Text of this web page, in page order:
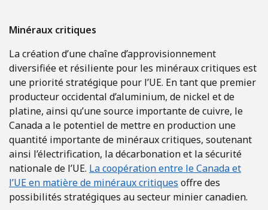
Minéraux critiques
La création d’une chaîne d’approvisionnement
diversifiée et résiliente pour les minéraux critiques est
une priorité stratégique pour l’UE. En tant que premier
producteur occidental d’aluminium, de nickel et de
platine, ainsi qu’une source importante de cuivre, le
Canada a le potentiel de mettre en production une
quantité importante de minéraux critiques, soutenant
ainsi l’électrification, la décarbonation et la sécurité
nationale de l’UE. La coopération entre le Canada et
l’UE en matière de minéraux critiques offre des
possibilités stratégiques au secteur minier canadien.